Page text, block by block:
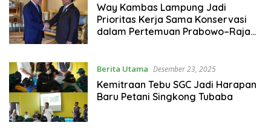
Way Kambas Lampung Jadi
Prioritas Kerja Sama Konservasi
dalam Pertemuan Prabowo–Raja
Berita Utama Desember 23, 2025
Kemitraan Tebu SGC Jadi Harapan
Baru Petani Singkong Tubaba